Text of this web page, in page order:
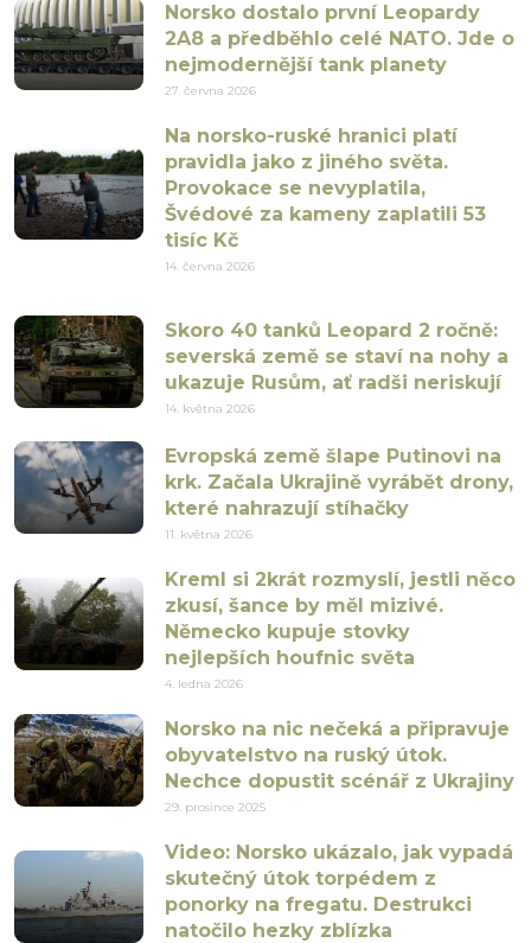
Norsko dostalo první Leopardy
2A8 a předběhlo celé NATO. Jde o
nejmodernější tank planety
27. června 2026
Na norsko-ruské hranici platí
pravidla jako z jiného světa.
Provokace se nevyplatila,
Švédové za kameny zaplatili 53
tisíc Kč
14. června 2026
Skoro 40 tanků Leopard 2 ročně:
severská země se staví na nohy a
ukazuje Rusům, ať radši neriskují
14. května 2026
Evropská země šlape Putinovi na
krk. Začala Ukrajině vyrábět drony,
které nahrazují stíhačky
11. května 2026
Kreml si 2krát rozmyslí, jestli něco
zkusí, šance by měl mizivé.
Německo kupuje stovky
nejlepších houfnic světa
4. ledna 2026
Norsko na nic nečeká a připravuje
obyvatelstvo na ruský útok.
Nechce dopustit scénář z Ukrajiny
29. prosince 2025
Video: Norsko ukázalo, jak vypadá
skutečný útok torpédem z
ponorky na fregatu. Destrukci
natočilo hezky zblízka